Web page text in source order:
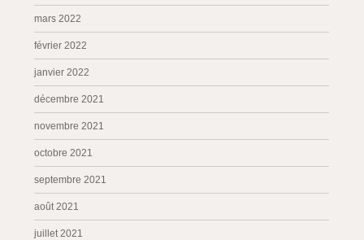
mars 2022
février 2022
janvier 2022
décembre 2021
novembre 2021
octobre 2021
septembre 2021
août 2021
juillet 2021